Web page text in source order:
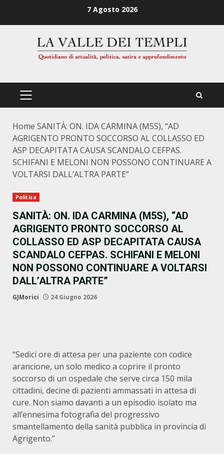
7 Agosto 2026
PRIMÄRES
Home SANITÀ: ON. IDA CARMINA (M5S), “AD
AGRIGENTO PRONTO SOCCORSO AL COLLASSO ED
ASP DECAPITATA CAUSA SCANDALO CEFPAS.
SCHIFANI E MELONI NON POSSONO CONTINUARE A
VOLTARSI DALL’ALTRA PARTE”
Politica
SANITÀ: ON. IDA CARMINA (M5S), “AD
AGRIGENTO PRONTO SOCCORSO AL
COLLASSO ED ASP DECAPITATA CAUSA
SCANDALO CEFPAS. SCHIFANI E MELONI
NON POSSONO CONTINUARE A VOLTARSI
DALL’ALTRA PARTE”
GJMorici 24 Giugno 2026
“Sedici ore di attesa per una paziente con codice
arancione, un solo medico a coprire il pronto
soccorso di un ospedale che serve circa 150 mila
cittadini, decine di pazienti ammassati in attesa di
cure. Non siamo davanti a un episodio isolato ma
all’ennesima fotografia del progressivo
smantellamento della sanità pubblica in provincia di
Agrigento.”